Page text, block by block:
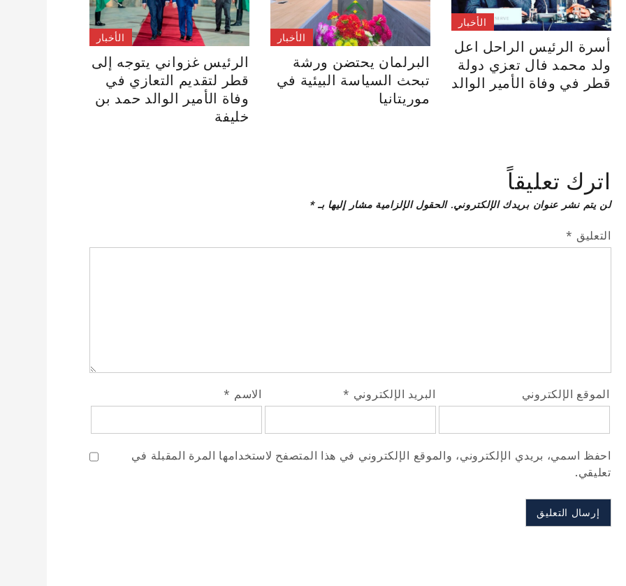
الأخبار
الرئيس غزواني يتوجه إلى
قطر لتقديم التعازي في
وفاة الأمير الوالد حمد بن
خليفة
الأخبار
البرلمان يحتضن ورشة
تبحث السياسة البيئية في
موريتانيا
الأخبار
أسرة الرئيس الراحل اعل
ولد محمد فال تعزي دولة
قطر في وفاة الأمير الوالد
اترك تعليقاً
لن يتم نشر عنوان بريدك الإلكتروني. الحقول الإلزامية مشار إليها بـ*
التعليق *
الاسم * البريد الإلكتروني * الموقع الإلكتروني
احفظ اسمي، بريدي الإلكتروني، والموقع الإلكتروني في هذا المتصفح لاستخدامها المرة المقبلة في
تعليقي.